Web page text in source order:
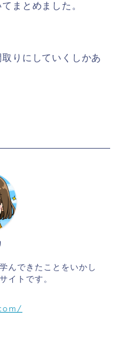
まとめました。
りにしていくしかあ
んできたことをいかし
イトです。